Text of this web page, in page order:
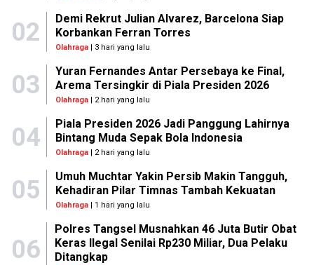
02
Demi Rekrut Julian Alvarez, Barcelona Siap
Korbankan Ferran Torres
Olahraga| 3 hari yang lalu
03
Yuran Fernandes Antar Persebaya ke Final,
Arema Tersingkir di Piala Presiden 2026
Olahraga| 2 hari yang lalu
04
Piala Presiden 2026 Jadi Panggung Lahirnya
Bintang Muda Sepak Bola Indonesia
Olahraga| 2 hari yang lalu
05
Umuh Muchtar Yakin Persib Makin Tangguh,
Kehadiran Pilar Timnas Tambah Kekuatan
Olahraga| 1 hari yang lalu
06
Polres Tangsel Musnahkan 46 Juta Butir Obat
Keras Ilegal Senilai Rp230 Miliar, Dua Pelaku
Ditangkap